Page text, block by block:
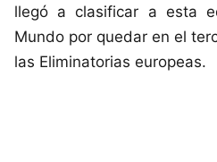
llegó a clasificar a esta
Mundo por quedar en el
las Eliminatorias europeas.